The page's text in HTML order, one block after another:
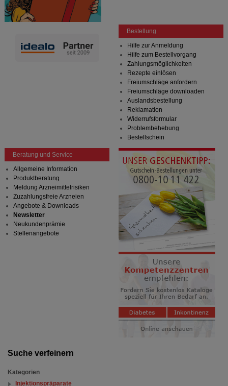
Suche verfeinern
Kategorien
Injektionspräparate
Bestellung
Hilfe zur Anmeldung
Hilfe zum Bestellvorgang
Zahlungsmöglichkeiten
Rezepte einlösen
Freiumschläge anfordern
Freiumschläge downloaden
Auslandsbestellung
Reklamation
Widerrufsformular
Problembehebung
Bestellschein
Beratung und Service
Allgemeine Information
Produktberatung
Meldung Arzneimittelrisiken
Zuzahlungsfreie Arzneien
Angebote & Downloads
Newsletter
Neukundenprämie
Stellenangebote